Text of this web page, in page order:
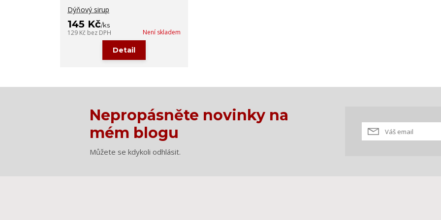
Dýňový sirup
145 Kč/ks
129 Kč bez DPH Není skladem
Detail
Nepropásněte novinky na
mém blogu
Můžete se kdykoli odhlásit.